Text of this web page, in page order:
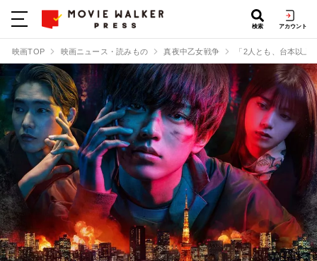
検索 アカウント
映画TOP 映画ニュース・読みもの 真夜中乙女戦争 「2人とも、台本以